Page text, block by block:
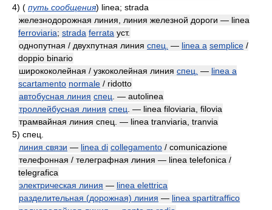
4) ( путь сообщения) linea; strada
железнодорожная линия, линия железной дороги — linea
ferroviaria; strada ferrata уст.
однопутная / двухпутная линия спец. — linea a semplice /
doppio binario
ширококолейная / узкоколейная линия спец. — linea a
scartamento normale / ridotto
автобусная линия спец . — autolinea
троллейбусная линия спец . — linea filoviaria, filovia
трамвайная линия спец. — linea tranviaria, tranvia
5) спец.
линия связи — linea di collegamento / comunicazione
телефонная / телеграфная линия — linea telefonica /
telegrafica
электрическая линия — linea elettrica
разделительная (дорожная) линия — linea spartitraffico